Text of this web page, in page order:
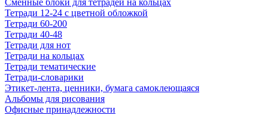
Сменные блоки для тетрадей на кольцах
Тетради 12-24 с цветной обложкой
Тетради 60-200
Тетради 40-48
Тетради для нот
Тетради на кольцах
Тетради тематические
Тетради-словарики
Этикет-лента, ценники, бумага самоклеющаяся
Альбомы для рисования
Офисные принадлежности